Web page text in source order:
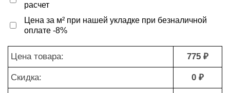
расчет
Цена за м² при нашей укладке при безналичной
оплате -8%
Цена товара: 775 ₽
Скидка: 0 ₽